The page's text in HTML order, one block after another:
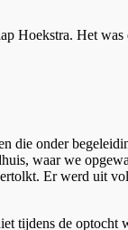
Hoekstra. Het was
die onder
waar we
Er werd uit
tijdens de optocht